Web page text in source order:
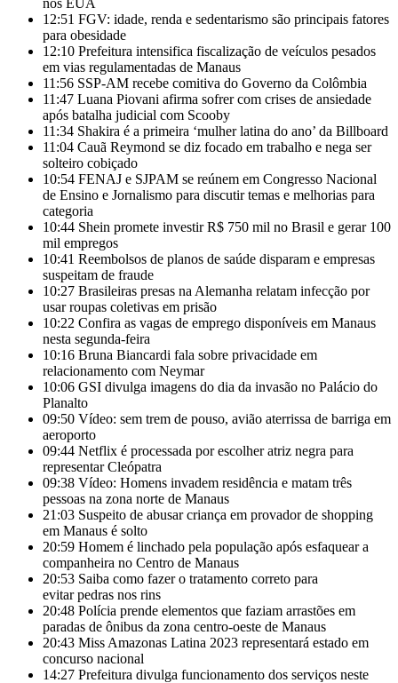
nos EUA
12:51 FGV: idade, renda e sedentarismo são principais fatores
para obesidade
12:10 Prefeitura intensifica fiscalização de veículos pesados
em vias regulamentadas de Manaus
11:56 SSP-AM recebe comitiva do Governo da Colômbia
11:47 Luana Piovani afirma sofrer com crises de ansiedade
após batalha judicial com Scooby
11:34 Shakira é a primeira ‘mulher latina do ano’ da Billboard
11:04 Cauã Reymond se diz focado em trabalho e nega ser
solteiro cobiçado
10:54 FENAJ e SJPAM se reúnem em Congresso Nacional
de Ensino e Jornalismo para discutir temas e melhorias para
categoria
10:44 Shein promete investir R$ 750 mil no Brasil e gerar 100
mil empregos
10:41 Reembolsos de planos de saúde disparam e empresas
suspeitam de fraude
10:27 Brasileiras presas na Alemanha relatam infecção por
usar roupas coletivas em prisão
10:22 Confira as vagas de emprego disponíveis em Manaus
nesta segunda-feira
10:16 Bruna Biancardi fala sobre privacidade em
relacionamento com Neymar
10:06 GSI divulga imagens do dia da invasão no Palácio do
Planalto
09:50 Vídeo: sem trem de pouso, avião aterrissa de barriga em
aeroporto
09:44 Netflix é processada por escolher atriz negra para
representar Cleópatra
09:38 Vídeo: Homens invadem residência e matam três
pessoas na zona norte de Manaus
21:03 Suspeito de abusar criança em provador de shopping
em Manaus é solto
20:59 Homem é linchado pela população após esfaquear a
companheira no Centro de Manaus
20:53 Saiba como fazer o tratamento correto para
evitar pedras nos rins
20:48 Polícia prende elementos que faziam arrastões em
paradas de ônibus da zona centro-oeste de Manaus
20:43 Miss Amazonas Latina 2023 representará estado em
concurso nacional
14:27 Prefeitura divulga funcionamento dos serviços neste